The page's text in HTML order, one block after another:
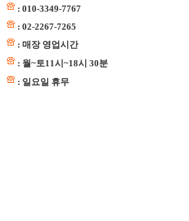
: 010-3349-7767
: 02-2267-7265
: 매장 영업시간
: 월~토11시~18시 30분
: 일요일 휴무